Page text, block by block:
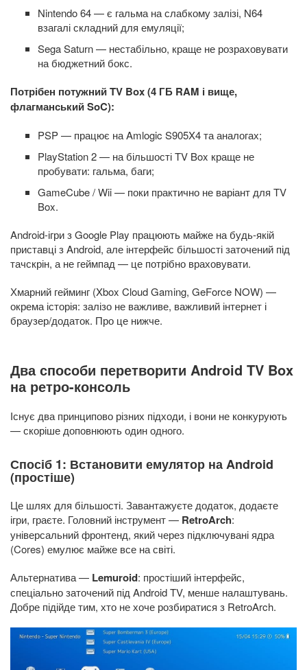
Nintendo 64 — є гальма на слабкому залізі, N64
взагалі складний для емуляції;
Sega Saturn — нестабільно, краще не розраховувати
на бюджетний бокс.
Потрібен потужний TV Box (4 ГБ RAM і вище,
флагманський SoC):
PSP — працює на Amlogic S905X4 та аналогах;
PlayStation 2 — на більшості TV Box краще не
пробувати: гальма, баги;
GameCube / Wii — поки практично не варіант для TV
Box.
Android-ігри з Google Play працюють майже на будь-якій
приставці з Android, але інтерфейс більшості заточений під
тачскрін, а не геймпад — це потрібно враховувати.
Хмарний гейминг (Xbox Cloud Gaming, GeForce NOW) —
окрема історія: залізо не важливе, важливий інтернет і
браузер/додаток. Про це нижче.
Два способи перетворити Android TV Box
на ретро-консоль
Існує два принципово різних підходи, і вони не конкурують
— скоріше доповнюють один одного.
Спосіб 1: Встановити емулятор на Android
(простіше)
Це шлях для більшості. Завантажуєте додаток, додаєте
ігри, граєте. Головний інструмент — RetroArch:
універсальний фронтенд, який через підключувані ядра
(Cores) емулює майже все на світі.
Альтернатива — Lemuroid: простіший інтерфейс,
спеціально заточений під Android TV, менше налаштувань.
Добре підійде тим, хто не хоче розбиратися з RetroArch.